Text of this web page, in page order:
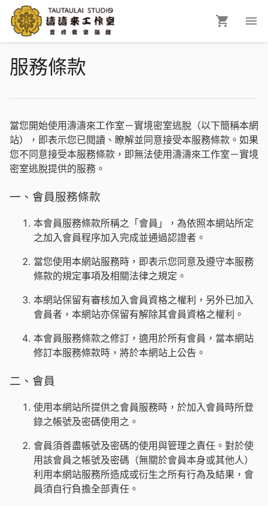
服務條款
當您開始使用濤濤來工作室－實境密室逃脫（以下簡稱本網
站），即表示您已閱讀、瞭解並同意接受本服務條款。如果
您不同意接受本服務條款，即無法使用濤濤來工作室－實境
密室逃脫提供的服務。
一、會員服務條款
本會員服務條款所稱之「會員」，為依照本網站所定
之加入會員程序加入完成並通過認證者。
當您使用本網站服務時，即表示您同意及遵守本服務
條款的規定事項及相關法律之規定。
本網站保留有審核加入會員資格之權利，另外已加入
會員者，本網站亦保留有解除其會員資格之權利。
本會員服務條款之修訂，適用於所有會員，當本網站
修訂本服務條款時，將於本網站上公告。
二、會員
使用本網站所提供之會員服務時，於加入會員時所登
錄之帳號及密碼使用之。
會員須善盡帳號及密碼的使用與管理之責任。對於使
用該會員之帳號及密碼（無關於會員本身或其他人）
利用本網站服務所造成或衍生之所有行為及結果，會
員須自行負擔全部責任。